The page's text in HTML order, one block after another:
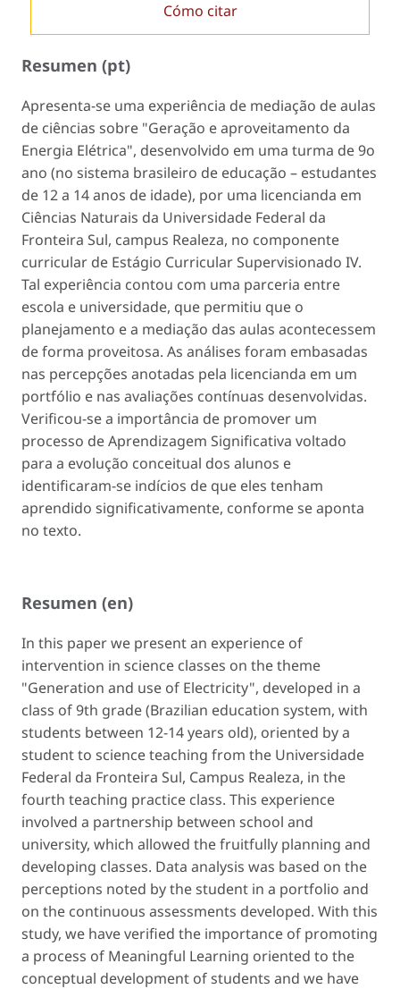
Cómo citar
Resumen (pt)
Apresenta-se uma experiência de mediação de aulas
de ciências sobre "Geração e aproveitamento da
Energia Elétrica", desenvolvido em uma turma de 9o
ano (no sistema brasileiro de educação – estudantes
de 12 a 14 anos de idade), por uma licencianda em
Ciências Naturais da Universidade Federal da
Fronteira Sul, campus Realeza, no componente
curricular de Estágio Curricular Supervisionado IV.
Tal experiência contou com uma parceria entre
escola e universidade, que permitiu que o
planejamento e a mediação das aulas acontecessem
de forma proveitosa. As análises foram embasadas
nas percepções anotadas pela licencianda em um
portfólio e nas avaliações contínuas desenvolvidas.
Verificou-se a importância de promover um
processo de Aprendizagem Significativa voltado
para a evolução conceitual dos alunos e
identificaram-se indícios de que eles tenham
aprendido significativamente, conforme se aponta
no texto.
Resumen (en)
In this paper we present an experience of
intervention in science classes on the theme
"Generation and use of Electricity", developed in a
class of 9th grade (Brazilian education system, with
students between 12-14 years old), oriented by a
student to science teaching from the Universidade
Federal da Fronteira Sul, Campus Realeza, in the
fourth teaching practice class. This experience
involved a partnership between school and
university, which allowed the fruitfully planning and
developing classes. Data analysis was based on the
perceptions noted by the student in a portfolio and
on the continuous assessments developed. With this
study, we have verified the importance of promoting
a process of Meaningful Learning oriented to the
conceptual development of students and we have